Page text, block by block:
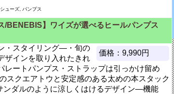
ューズ, パンプス
/BENEBIS】ワイズが選べるヒールパンプス
価格：9,990円
・スタイリング―・旬の
ザインを取り入れたきれ
レートパンプス・ストラップは引っかけ留め
スクエアトウと安定感のある太めの本スタック
ンダルのように涼しくはけるデザイン―機能